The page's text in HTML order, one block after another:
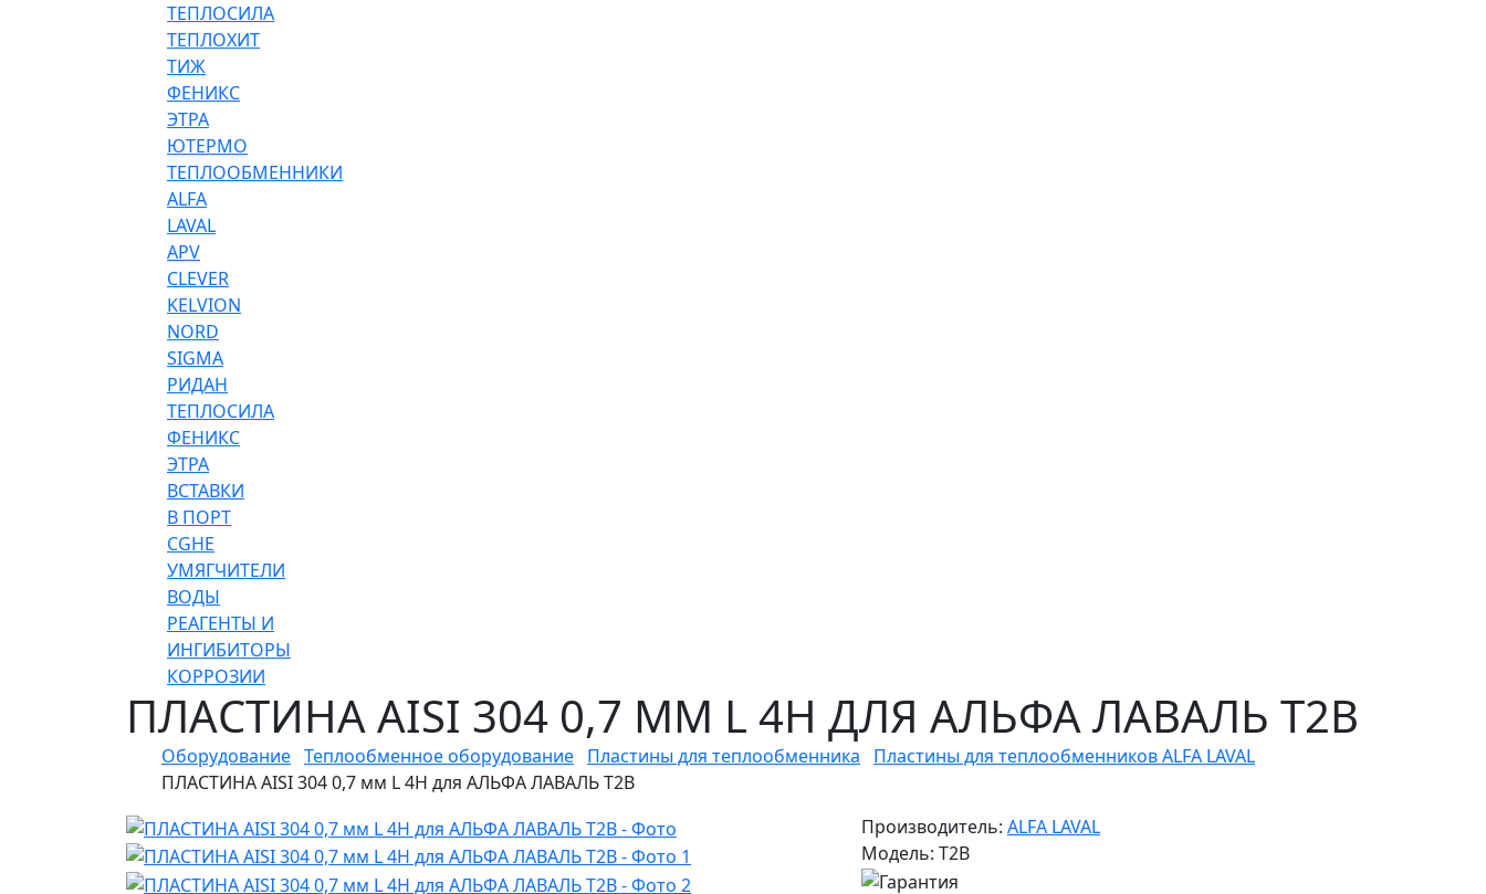
ТЕПЛОСИЛА
ТЕПЛОХИТ
ТИЖ
ФЕНИКС
ЭТРА
ЮТЕРМО
ТЕПЛООБМЕННИКИ
ALFA
LAVAL
APV
CLEVER
KELVION
NORD
SIGMA
РИДАН
ТЕПЛОСИЛА
ФЕНИКС
ЭТРА
ВСТАВКИ
В ПОРТ
CGHE
УМЯГЧИТЕЛИ
ВОДЫ
РЕАГЕНТЫ И
ИНГИБИТОРЫ
КОРРОЗИИ
ПЛАСТИНА AISI 304 0,7 ММ L 4H ДЛЯ АЛЬФА ЛАВАЛЬ T2B
Оборудование Теплообменное оборудование Пластины для теплообменника
Пластины для теплообменников ALFA LAVAL
ПЛАСТИНА AISI 304 0,7 мм L 4H для АЛЬФА ЛАВАЛЬ T2B
Производитель: ALFA LAVAL
Модель: T2B